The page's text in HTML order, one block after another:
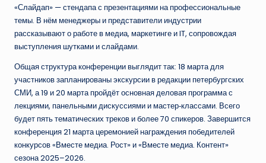
«Слайдап» — стендапа с презентациями на профессиональные
темы. В нём менеджеры и представители индустрии
рассказывают о работе в медиа, маркетинге и IT, сопровождая
выступления шутками и слайдами.
Общая структура конференции выглядит так: 18 марта для
участников запланированы экскурсии в редакции петербургских
СМИ, а 19 и 20 марта пройдёт основная деловая программа с
лекциями, панельными дискуссиями и мастер‑классами. Всего
будет пять тематических треков и более 70 спикеров. Завершится
конференция 21 марта церемонией награждения победителей
конкурсов «Вместе медиа. Рост» и «Вместе медиа. Контент»
сезона 2025–2026.